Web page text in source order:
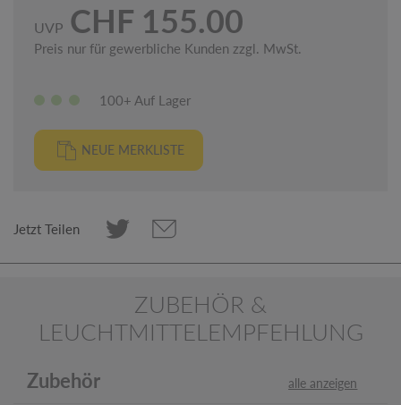
UVP CHF 155.00
Preis nur für gewerbliche Kunden zzgl. MwSt.
100+ Auf Lager
NEUE MERKLISTE
Jetzt Teilen
ZUBEHÖR &
LEUCHTMITTELEMPFEHLUNG
Zubehör alle anzeigen